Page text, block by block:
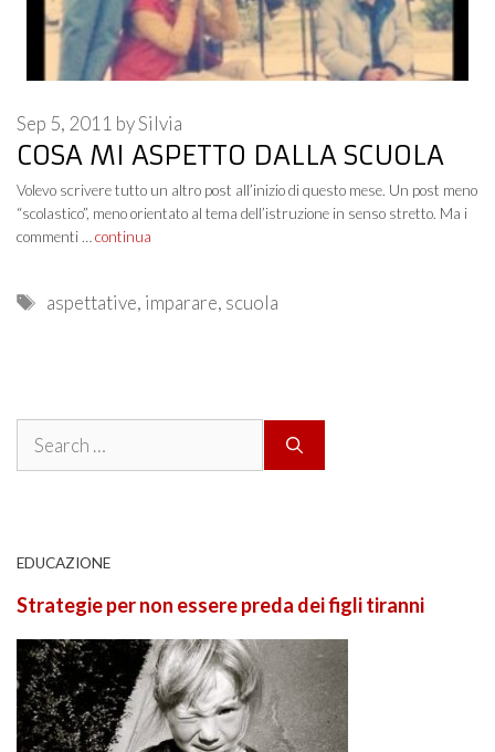
COSA MI ASPETTO DALLA SCUOLA
Sep 5, 2011 bySilvia
Volevo scrivere tutto un altro post all’inizio di questo mese. Un post meno
“scolastico”, meno orientato al tema dell’istruzione in senso stretto. Ma i
commenti … continua
Tags
aspettative, imparare, scuola
Search
EDUCAZIONE
Strategie per non essere preda dei figli tiranni